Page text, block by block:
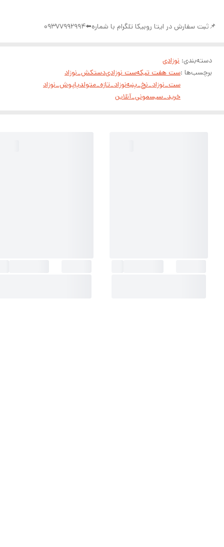
📌ثبت سفارش در ایتا روبیکا تلگرام با شماره⬅️09377992994
دسته‌بندی: نوزادی
برچسب‌ها :ست هفت تیکهست نوزادیدستکش_نوزاد
ست_نوزاد_نخ_پنبهنوزاد_تازه_متولدپاپوش_نوزاد
خرید_سیسمونی_آنلاین